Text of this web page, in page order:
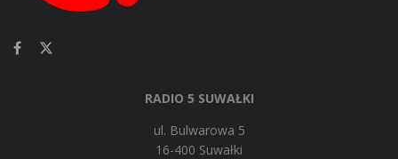
RADIO 5 SUWAŁKI
ul. Bulwarowa 5
16-400 Suwałki